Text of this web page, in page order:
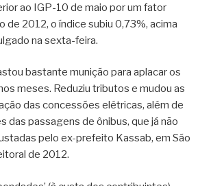
ao IGP-10 de maio por um fator
de 2012, o índice subiu 0,73%, acima
na sexta-feira.
bastante munição para aplacar os
meses. Reduziu tributos e mudou as
das concessões elétricas, além de
das passagens de ônibus, que já não
pelo ex-prefeito Kassab, em São
de 2012.